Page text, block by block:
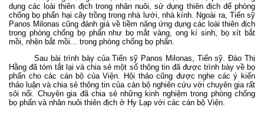
dụng các loài thiên địch trong nhân nuôi, sử dụng thiên địch để phòng
chống bọ phấn hại cây trồng trong nhà lưới, nhà kính. Ngoài ra, Tiến sỹ
Panos Milonas cũng đánh giá về tiềm năng ứng dụng các loài thiên địch
trong phòng chống bọ phấn như bọ mắt vàng, ong kí sinh, bọ xít bắt
mồi, nhện bắt mồi... trong phòng chống bọ phấn.
Sau bài trình bày của Tiến sỹ Panos Milonas, Tiến sỹ. Đào Thị
Hằng đã tóm tắt lại và chia sẻ một số thông tin đã được trình bày về bọ
phấn cho các cán bộ của Viện. Hội thảo cũng được nghe các ý kiến
thảo luận và chia sẻ thông tin của cán bộ nghiên cứu với chuyên gia rất
sôi nổi. Chuyên gia đã chia sẻ những kinh nghiệm trong phòng chống
bọ phấn và nhân nuôi thiên địch ở Hy Lạp với các cán bộ Viện.